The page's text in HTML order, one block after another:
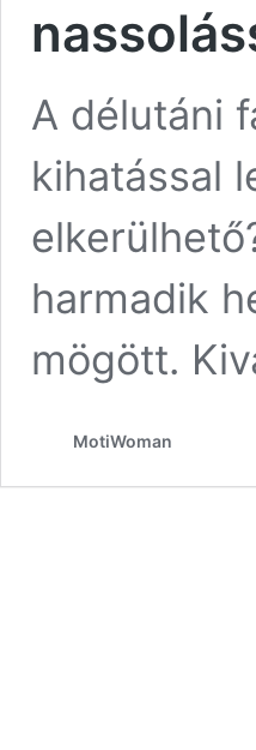
A délutáni
kihatással
harmadik
mögött.
MotiWoman